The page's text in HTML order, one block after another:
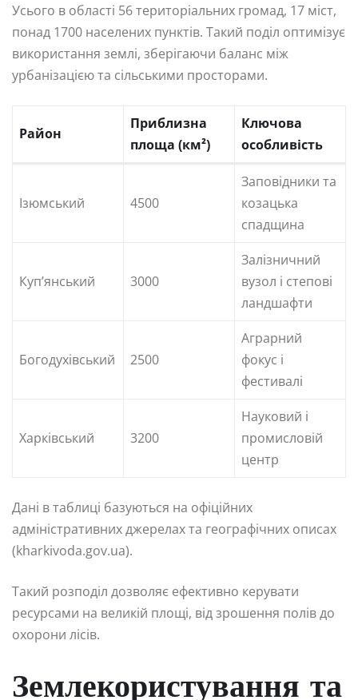
Усього в області 56 територіальних громад, 17 міст,
понад 1700 населених пунктів. Такий поділ оптимізує
використання землі, зберігаючи баланс між
урбанізацією та сільськими просторами.
Район
Приблизна
площа (км²)
Ключова
особливість
Ізюмський 4500
Заповідники та
козацька
спадщина
Куп’янський 3000
Залізничний
вузол і степові
ландшафти
Богодухівський 2500
Аграрний
фокус і
фестивалі
Харківський 3200
Науковий і
промисловій
центр
Дані в таблиці базуються на офіційних
адміністративних джерелах та географічних описах
(kharkivoda.gov.ua).
Такий розподіл дозволяє ефективно керувати
ресурсами на великій площі, від зрошення полів до
охорони лісів.
Землекористування та